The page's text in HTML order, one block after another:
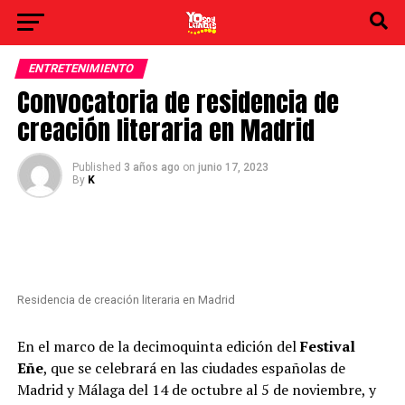
ENTRETENIMIENTO
Convocatoria de residencia de
creación literaria en Madrid
Published 3 años ago on junio 17, 2023
By K
Residencia de creación literaria en Madrid
En el marco de la decimoquinta edición delFestival
Eñe, que se celebrará en las ciudades españolas de
Madrid y Málaga del 14 de octubre al 5 de noviembre, y